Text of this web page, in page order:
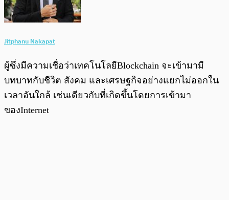
Jitphanu Nakapat
ผู้ซึ่งมีความเชื่อว่าเทคโนโลยีBlockchain จะเข้ามามี
บทบาทกับชีวิต สังคม และเศรษฐกิจอย่างแยกไม่ออกใน
เวลาอันใกล้ เช่นเดียวกับที่เกิดขึ้นโดยการเข้ามา
ของInternet